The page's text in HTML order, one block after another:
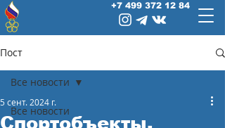
+7 499 372 12 84
Пост
Все новости
Все новости
Спортобъекты,
5 сент. 2024 г.